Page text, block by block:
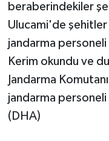
beraberindekiler
Ulucami'de şehitler
jandarma
Kerim okundu ve
Jandarma
jandarma
(DHA)